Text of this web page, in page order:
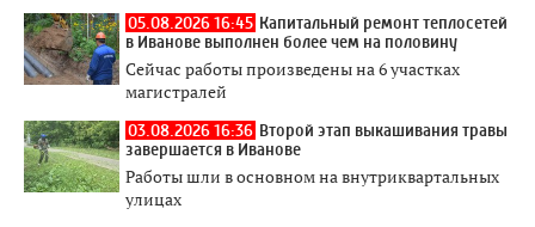
05.08.2026 16:45 Капитальный ремонт теплосетей
в Иванове выполнен более чем на половину
Сейчас работы произведены на 6 участках
магистралей
03.08.2026 16:36 Второй этап выкашивания травы
завершается в Иванове
Работы шли в основном на внутриквартальных
улицах